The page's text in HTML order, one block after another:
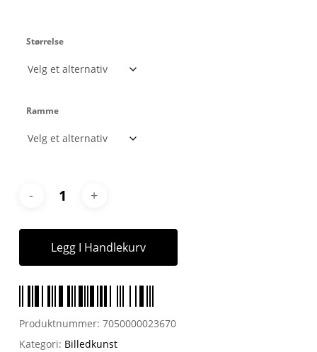
Størrelse
Ramme
Legg I Handlekurv
Produktnummer: 7050000023670
Kategori: Billedkunst